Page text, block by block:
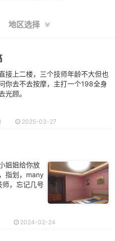
地区选择
接上二楼，三个技师年龄不大但也
你去不去按摩，主打一个198全身
光顾。
2025-03-27
姐姐给你放
指划，many
，忘记几号
2024-02-24